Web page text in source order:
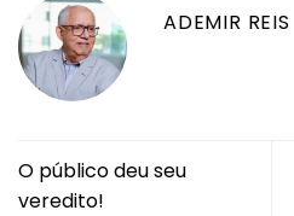
ADEMIR REIS
O público deu seu
veredito!